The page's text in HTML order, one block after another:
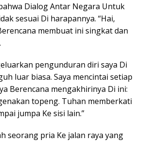
Dialog Antar Negara Untuk
sesuai Di harapannya. “Hai,
membuat ini singkat dan
pengunduran diri saya Di
luar biasa. Saya mencintai setiap
Berencana mengakhirinya Di ini:
topeng. Tuhan memberkati
jumpa Ke sisi lain.”
seorang pria Ke jalan raya yang